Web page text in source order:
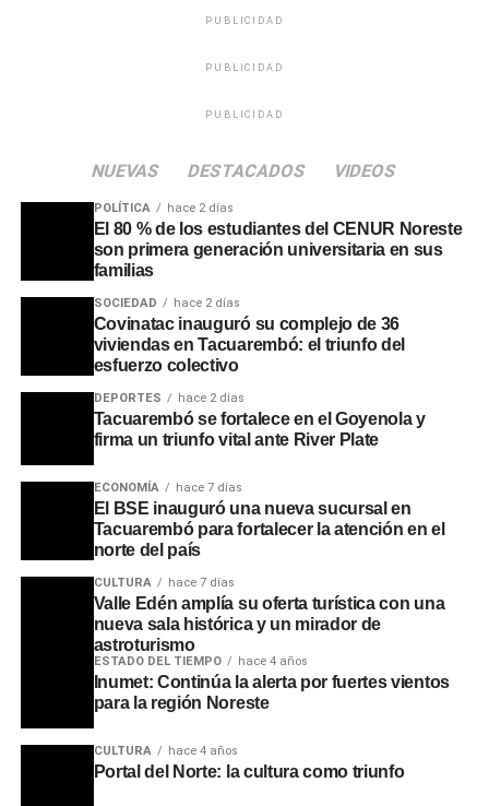
El primer premio fue otorgado a Franco Sum, de 19 años,
abuela. Según explicó el autor, la obra buscó retratar un
PUBLICIDAD
PUBLICIDAD
PUBLICIDAD
NUEVAS DESTACADOS VIDEOS
POLÍTICA hace 2 días
El 80 % de los estudiantes del CENUR Noreste
son primera generación universitaria en sus
familias
SOCIEDAD hace 2 días
Covinatac inauguró su complejo de 36
viviendas en Tacuarembó: el triunfo del
esfuerzo colectivo
DEPORTES hace 2 días
Tacuarembó se fortalece en el Goyenola y
firma un triunfo vital ante River Plate
ECONOMÍA hace 7 días
El BSE inauguró una nueva sucursal en
Tacuarembó para fortalecer la atención en el
norte del país
CULTURA hace 7 días
Valle Edén amplía su oferta turística con una
nueva sala histórica y un mirador de
astroturismo
ESTADO DEL TIEMPO hace 4 años
Inumet: Continúa la alerta por fuertes vientos
para la región Noreste
CULTURA hace 4 años
Portal del Norte: la cultura como triunfo